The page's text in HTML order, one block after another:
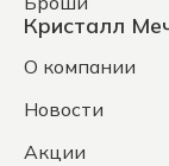
Кристалл
О компании
Новости
Акции